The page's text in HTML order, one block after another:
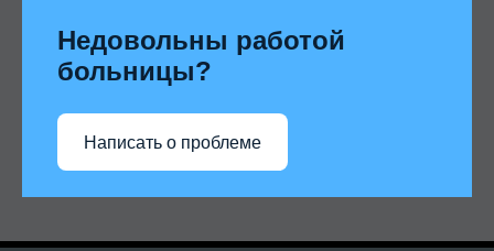
Недовольны работой
больницы?
Написать о проблеме